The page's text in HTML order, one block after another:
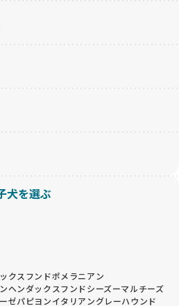
犬を選ぶ
クスフンドポメラニアン
ヘンダックスフンドシーズーマルチーズ
ゼパピヨンイタリアングレーハウンド